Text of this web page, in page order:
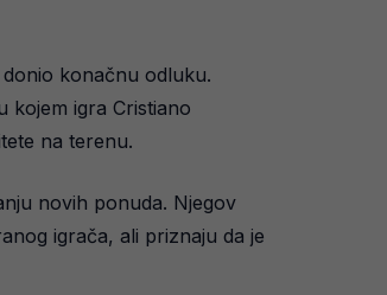
konačnu odluku.
kojem igra Cristiano
na terenu.
novih ponuda. Njegov
igrača, ali priznaju da je